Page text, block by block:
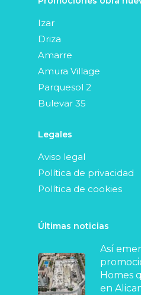
Izar
Driza
Amarre
Amura Village
Parquesol 2
Bulevar 35
Legales
Aviso legal
Política de privacidad
Política de cookies
Últimas noticias
Así
Homes
en